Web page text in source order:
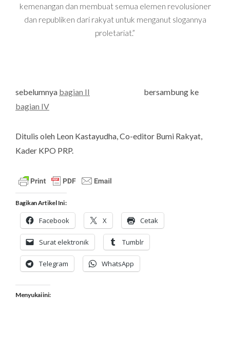
kemenangan dan membuat semua elemen revolusioner
dan republiken dari rakyat untuk menganut slogannya
proletariat.”
sebelumnya bagian II
bersambung ke
bagian IV
Ditulis oleh Leon Kastayudha, Co-editor Bumi Rakyat,
Kader KPO PRP.
Bagikan Artikel Ini :
Facebook X Cetak
Surat elektronik Tumblr
Telegram WhatsApp
Menyukai ini: